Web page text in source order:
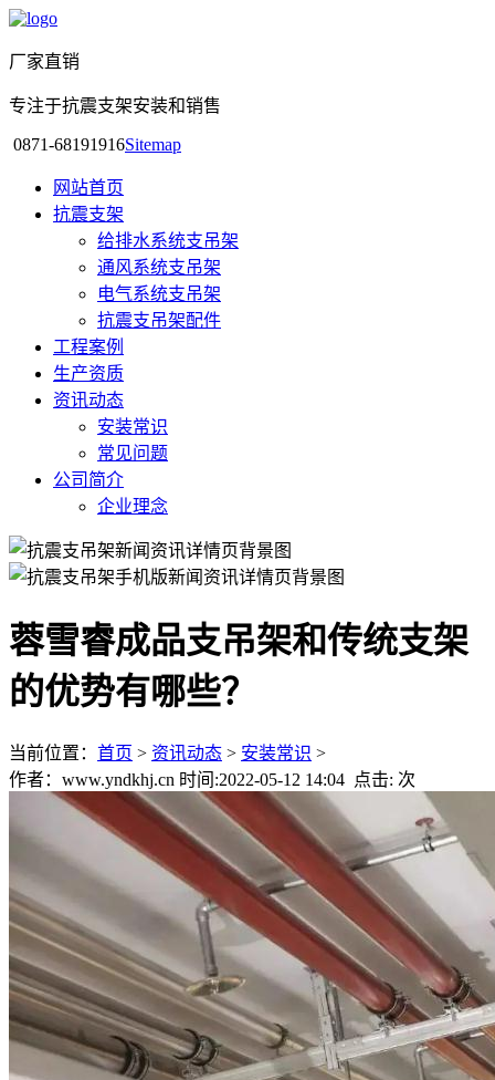
厂家直销
专注于抗震支架安装和销售
0871-68191916Sitemap
网站首页
抗震支架
给排水系统支吊架
通风系统支吊架
电气系统支吊架
抗震支吊架配件
工程案例
生产资质
资讯动态
安装常识
常见问题
公司简介
企业理念
蓉雪睿成品支吊架和传统支架
的优势有哪些？
当前位置： 首页 > 资讯动态 > 安装常识 >
作者：www.yndkhj.cn 时间:2022-05-12 14:04 点击: 次